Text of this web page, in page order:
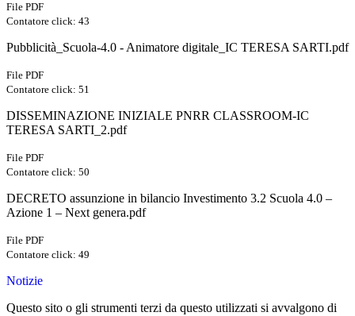
File PDF
Contatore click: 43
Pubblicità_Scuola-4.0 - Animatore digitale_IC TERESA SARTI.pdf
File PDF
Contatore click: 51
DISSEMINAZIONE INIZIALE PNRR CLASSROOM-IC
TERESA SARTI_2.pdf
File PDF
Contatore click: 50
DECRETO assunzione in bilancio Investimento 3.2 Scuola 4.0 –
Azione 1 – Next genera.pdf
File PDF
Contatore click: 49
Notizie
Questo sito o gli strumenti terzi da questo utilizzati si avvalgono di